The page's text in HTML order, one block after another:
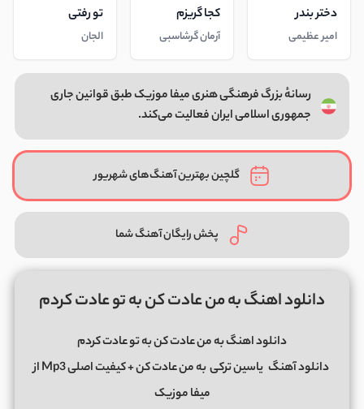
دختر بندر
امیر عظیمی
کجا گریزم
آرمان گرشاسبی
تو رفتی
الجان
رسانهٔ بزرگ فرهنگی هنری میفا موزیک طبق قوانین جاری
جمهوری اسلامی ایران فعالیت می‌کند.
گلچین بهترین آهنگ‌های شهریور
پخش رایگان آهنگ شما
دانلود اهنگ به من عادت کن به تو عادت کردم
دانلود اهنگ به من عادت کن به تو عادت کردم
دانلود آهنگ یاسین ترکی
به من عادت کن + کیفیت اصلی Mp3 از
میفا موزیک